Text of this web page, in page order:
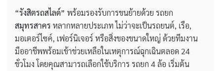
“รังสิตรถสไลด์” พร้อมรองรับการขนย้ายด้วย รถยก
สมุทรสาคร หลากหลายประเภท ไม่ว่าจะเป็นรถยนต์, เรือ,
มอเตอร์ไซค์, เฟอร์นิเจอร์ หรือสิ่งของขนาดใหญ่ ด้วยทีมงาน
มืออาชีพพร้อมเข้าช่วยเหลือในเหตุการณ์ฉุกเฉินตลอด 24
ชั่วโมง โดยคุณสามารถเลือกใช้บริการ รถยก 4 ล้อ เริ่มต้น